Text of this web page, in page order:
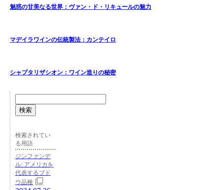
魅惑の甘美なる世界：ヴァン・ド・リキュールの魅力
マデイラワインの伝統製法：カンテイロ
シャプタリザシオン：ワイン造りの秘密
検索
検索されてい
る用語
ジンファンデ
ル: アメリカを
代表するブド
ウ品種